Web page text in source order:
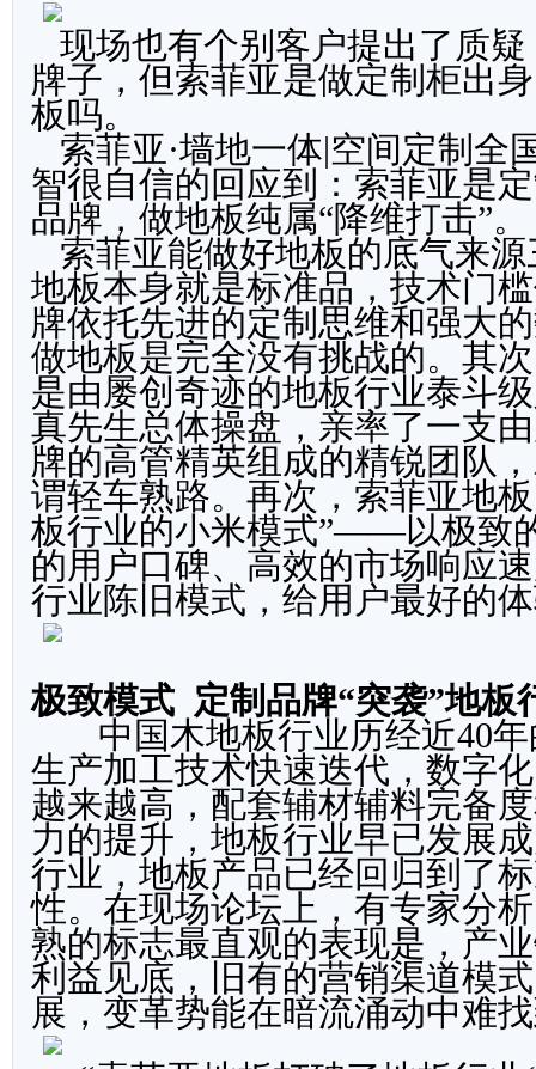
现场也有个别客户提出了质疑
牌子，但索菲亚是做定制柜出
板吗。
索菲亚·墙地一体|空间定制全
智很自信的回应到：索菲亚是
品牌，做地板纯属“降维打击”。
索菲亚能做好地板的底气来源
地板本身就是标准品，技术门
牌依托先进的定制思维和强大
做地板是完全没有挑战的。其
是由屡创奇迹的地板行业泰斗
真先生总体操盘，亲率了一支
牌的高管精英组成的精锐团队
谓轻车熟路。再次，索菲亚地
板行业的小米模式”——以极致
的用户口碑、高效的市场响应
行业陈旧模式，给用户最好的
极致模式 定制品牌“突袭”地板
中国木地板行业历经近40年
生产加工技术快速迭代，数字
越来越高，配套辅材辅料完备
力的提升，地板行业早已发展
行业，地板产品已经回归到了
性。在现场论坛上，有专家分
熟的标志最直观的表现是，产
利益见底，旧有的营销渠道模
展，变革势能在暗流涌动中难